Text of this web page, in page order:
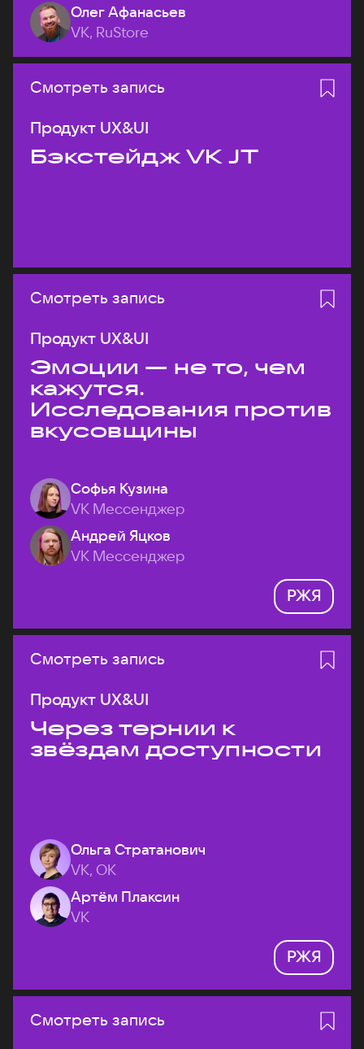
Олег Афанасьев
VK, RuStore
Смотреть запись
Продукт UX&UI
Бэкстейдж VK JT
Смотреть запись
Продукт UX&UI
Эмоции — не то, чем
кажутся.
Исследования против
вкусовщины
Софья Кузина
VK Мессенджер
Андрей Яцков
VK Мессенджер
РЖЯ
Смотреть запись
Продукт UX&UI
Через тернии к
звёздам доступности
Ольга Стратанович
VK, ОК
Артём Плаксин
VK
РЖЯ
Смотреть запись